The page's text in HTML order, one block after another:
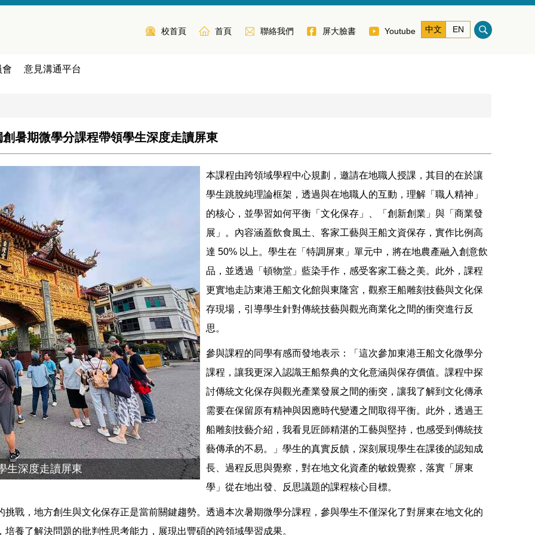
校首頁 首頁 聯絡我們 屏大臉書 Youtube 中文 EN
會 意見溝通平台
暑期微學分課程帶領學生深度走讀屏東
生深度走讀屏東
本課程由跨領域學程中心規劃，邀請在地職人授課，其目的在於讓
學生跳脫純理論框架，透過與在地職人的互動，理解「職人精神」
的核心，並學習如何平衡「文化保存」、「創新創業」與「商業發
展」。內容涵蓋飲食風土、客家工藝與王船文資保存，實作比例高
達 50% 以上。學生在「特調屏東」單元中，將在地農產融入創意飲
品，並透過「頓物堂」藍染手作，感受客家工藝之美。此外，課程
更實地走訪東港王船文化館與東隆宮，觀察王船雕刻技藝與文化保
存現場，引導學生針對傳統技藝與觀光商業化之間的衝突進行反
思。
參與課程的同學有感而發地表示：「這次參加東港王船文化微學分
課程，讓我更深入認識王船祭典的文化意涵與保存價值。課程中探
討傳統文化保存與觀光產業發展之間的衝突，讓我了解到文化傳承
需要在保留原有精神與因應時代變遷之間取得平衡。此外，透過王
船雕刻技藝介紹，我看見匠師精湛的工藝與堅持，也感受到傳統技
藝傳承的不易。」學生的真實反饋，深刻展現學生在課後的認知成
長、過程反思與覺察，對在地文化資產的敏銳覺察，落實「屏東
學」從在地出發、反思議題的課程核心目標。
戰，地方創生與文化保存正是當前關鍵趨勢。透過本次暑期微學分課程，參與學生不僅深化了對屏東在地文化的
養了解決問題的批判性思考能力，展現出豐碩的跨領域學習成果。